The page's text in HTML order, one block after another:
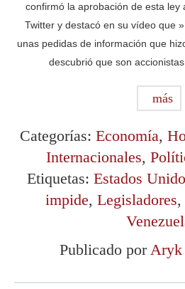
confirmó la aprobación de esta ley
Twitter y destacó en su vídeo que
unas pedidas de información que
descubrió que son
más
Categorías: Economía,
Internacionales,
Etiquetas: Estados
impide, Legisladores,
Publicado por Aryk